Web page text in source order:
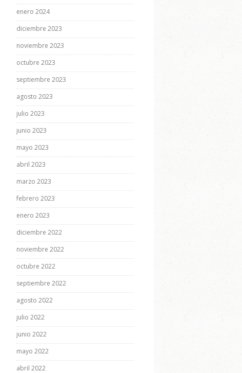
enero 2024
diciembre 2023
noviembre 2023
octubre 2023
septiembre 2023
agosto 2023
julio 2023
junio 2023
mayo 2023
abril 2023
marzo 2023
febrero 2023
enero 2023
diciembre 2022
noviembre 2022
octubre 2022
septiembre 2022
agosto 2022
julio 2022
junio 2022
mayo 2022
abril 2022